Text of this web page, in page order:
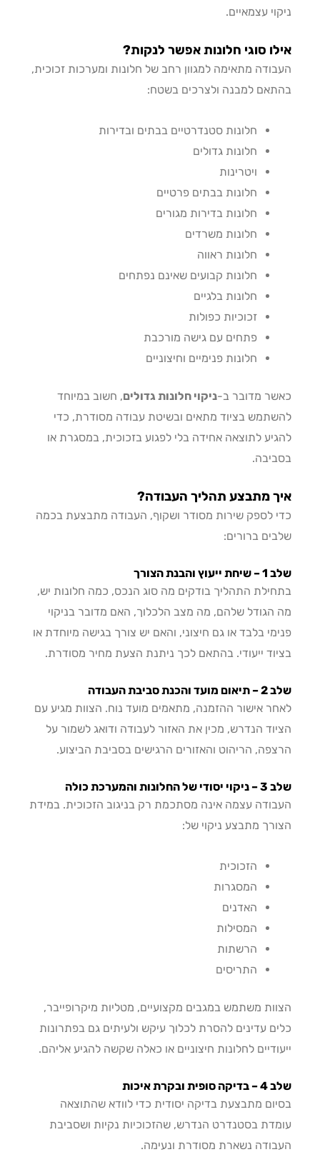
עצמאיים.
סוגי חלונות אפשר לנקות?
מתאימה למגוון רחב של חלונות ומערכות זכוכית,
למבנה ולצרכים בשטח:
חלונות סטנדרטיים בבתים ובדירות
חלונות גדולים
ויטרינות
חלונות בבתים פרטיים
חלונות בדירות מגורים
חלונות משרדים
חלונות ראווה
חלונות קבועים שאינם נפתחים
חלונות בלגיים
זכוכיות כפולות
פתחים עם גישה מורכבת
חלונות פנימיים וחיצוניים
מדובר ב-ניקוי חלונות גדולים, חשוב במיוחד
בציוד מתאים ובשיטת עבודה מסודרת, כדי
לתוצאה אחידה בלי לפגוע בזכוכית, במסגרת או
מתבצע תהליך העבודה?
לספק שירות מסודר ושקוף, העבודה מתבצעת בכמה
ברורים:
התהליך בודקים מה סוג הנכס, כמה חלונות יש,
שלהם, מה מצב הלכלוך, האם מדובר בניקוי
בלבד או גם חיצוני, והאם יש צורך בגישה מיוחדת או
ייעודי. בהתאם לכך ניתנת הצעת מחיר מסודרת.
אישור ההזמנה, מתאמים מועד נוח. הצוות מגיע עם
הנדרש, מכין את האזור לעבודה ודואג לשמור על
הריהוט והאזורים הרגישים בסביבת הביצוע.
עצמה אינה מסתכמת רק בניגוב הזכוכית. במידת
מתבצע ניקוי של:
הזכוכית
המסגרות
האדנים
המסילות
הרשתות
התריסים
משתמש במגבים מקצועיים, מטליות מיקרופייבר,
עדינים להסרת לכלוך עיקש ולעיתים גם בפתרונות
לחלונות חיצוניים או כאלה שקשה להגיע אליהם.
מתבצעת בדיקה יסודית כדי לוודא שהתוצאה
בסטנדרט הנדרש, שהזכוכיות נקיות ושסביבת
נשארת מסודרת ונעימה.